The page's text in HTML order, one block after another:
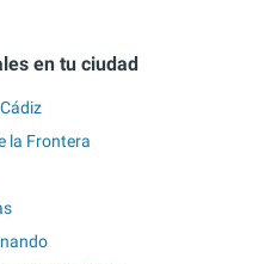
en tu ciudad
la Frontera